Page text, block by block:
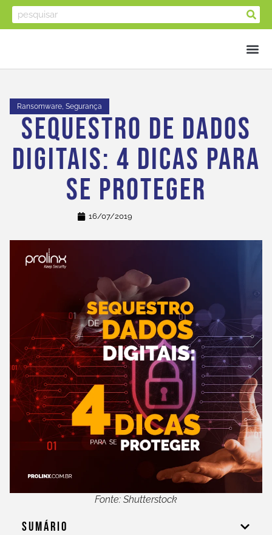
Ransomware, Segurança
Sequestro De Dados
Digitais: 4 Dicas Para
Se Proteger
16/07/2019
Fonte: Shutterstock
Sumário